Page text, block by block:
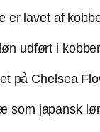
er lavet af
på Chelsea